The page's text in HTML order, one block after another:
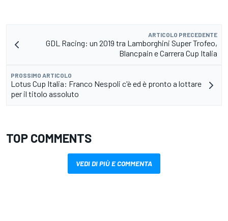
ARTICOLO PRECEDENTE
GDL Racing: un 2019 tra Lamborghini Super Trofeo,
Blancpain e Carrera Cup Italia
PROSSIMO ARTICOLO
Lotus Cup Italia: Franco Nespoli c'è ed è pronto a lottare
per il titolo assoluto
TOP COMMENTS
VEDI DI PIÙ E COMMENTA